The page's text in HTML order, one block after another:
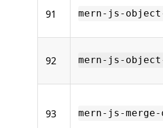
91 mern-js-
92 mern-js-
93 mern-js-